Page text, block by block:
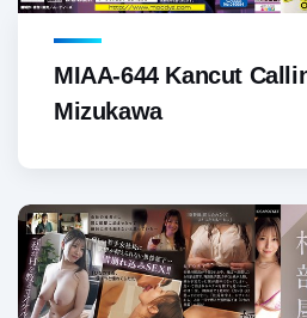
MIAA-644 Kancut
Mizukawa